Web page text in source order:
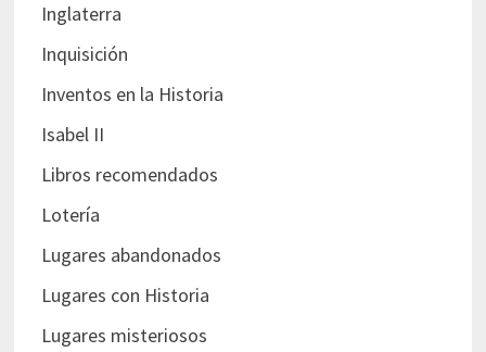
Inglaterra
Inquisición
Inventos en la Historia
Isabel II
Libros recomendados
Lotería
Lugares abandonados
Lugares con Historia
Lugares misteriosos